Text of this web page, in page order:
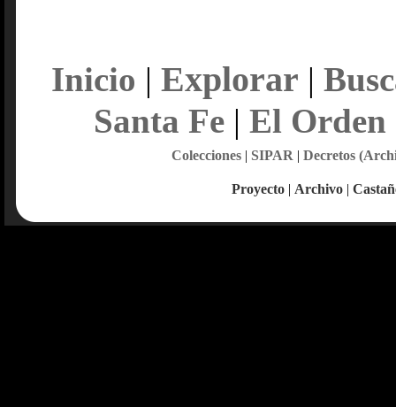
Inicio | Explorar |
Santa Fe| El Orden
Colecciones| SIPAR | Decretos
Proyecto | Archivo |